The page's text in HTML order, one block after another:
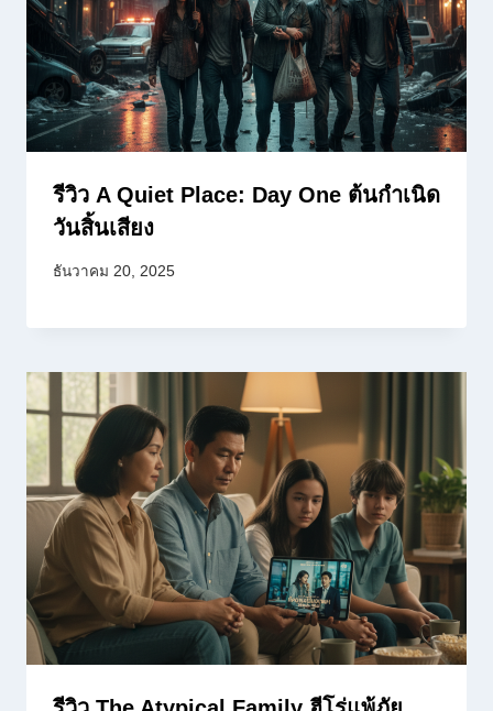
รีวิว A Quiet Place: Day One ต้นกำเนิด
วันสิ้นเสียง
ธันวาคม 20, 2025